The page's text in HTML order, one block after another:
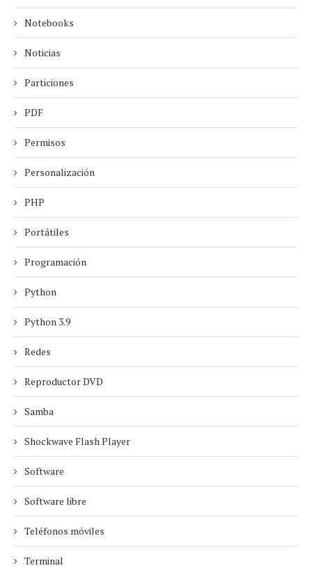
Notebooks
Noticias
Particiones
PDF
Permisos
Personalización
PHP
Portátiles
Programación
Python
Python 3.9
Redes
Reproductor DVD
Samba
Shockwave Flash Player
Software
Software libre
Teléfonos móviles
Terminal